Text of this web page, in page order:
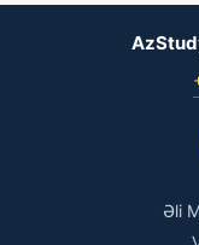
Əli